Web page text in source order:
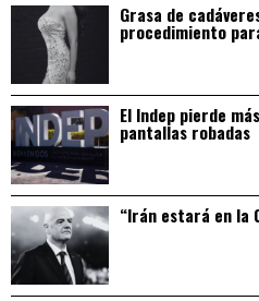
Grasa de
procedimiento
El Indep pierde
pantallas robadas
“Irán estará en la